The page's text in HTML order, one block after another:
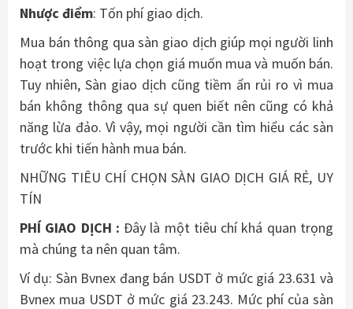
Nhược điểm: Tốn phí giao dịch.
Mua bán thông qua sàn giao dịch giúp mọi người linh
hoạt trong việc lựa chọn giá muốn mua và muốn bán.
Tuy nhiên, Sàn giao dịch cũng tiềm ẩn rủi ro vì mua
bán không thông qua sự quen biết nên cũng có khả
năng lừa đảo. Vì vậy, mọi người cần tìm hiểu các sàn
trước khi tiến hành mua bán.
NHỮNG TIÊU CHÍ CHỌN SÀN GIAO DỊCH GIÁ RẺ, UY
TÍN
PHÍ GIAO DỊCH :Đây là một tiêu chí khá quan trọng
mà chúng ta nên quan tâm.
Ví dụ: Sàn Bvnex đang bán USDT ở mức giá 23.631 và
Bvnex mua USDT ở mức giá 23.243. Mức phí của sàn